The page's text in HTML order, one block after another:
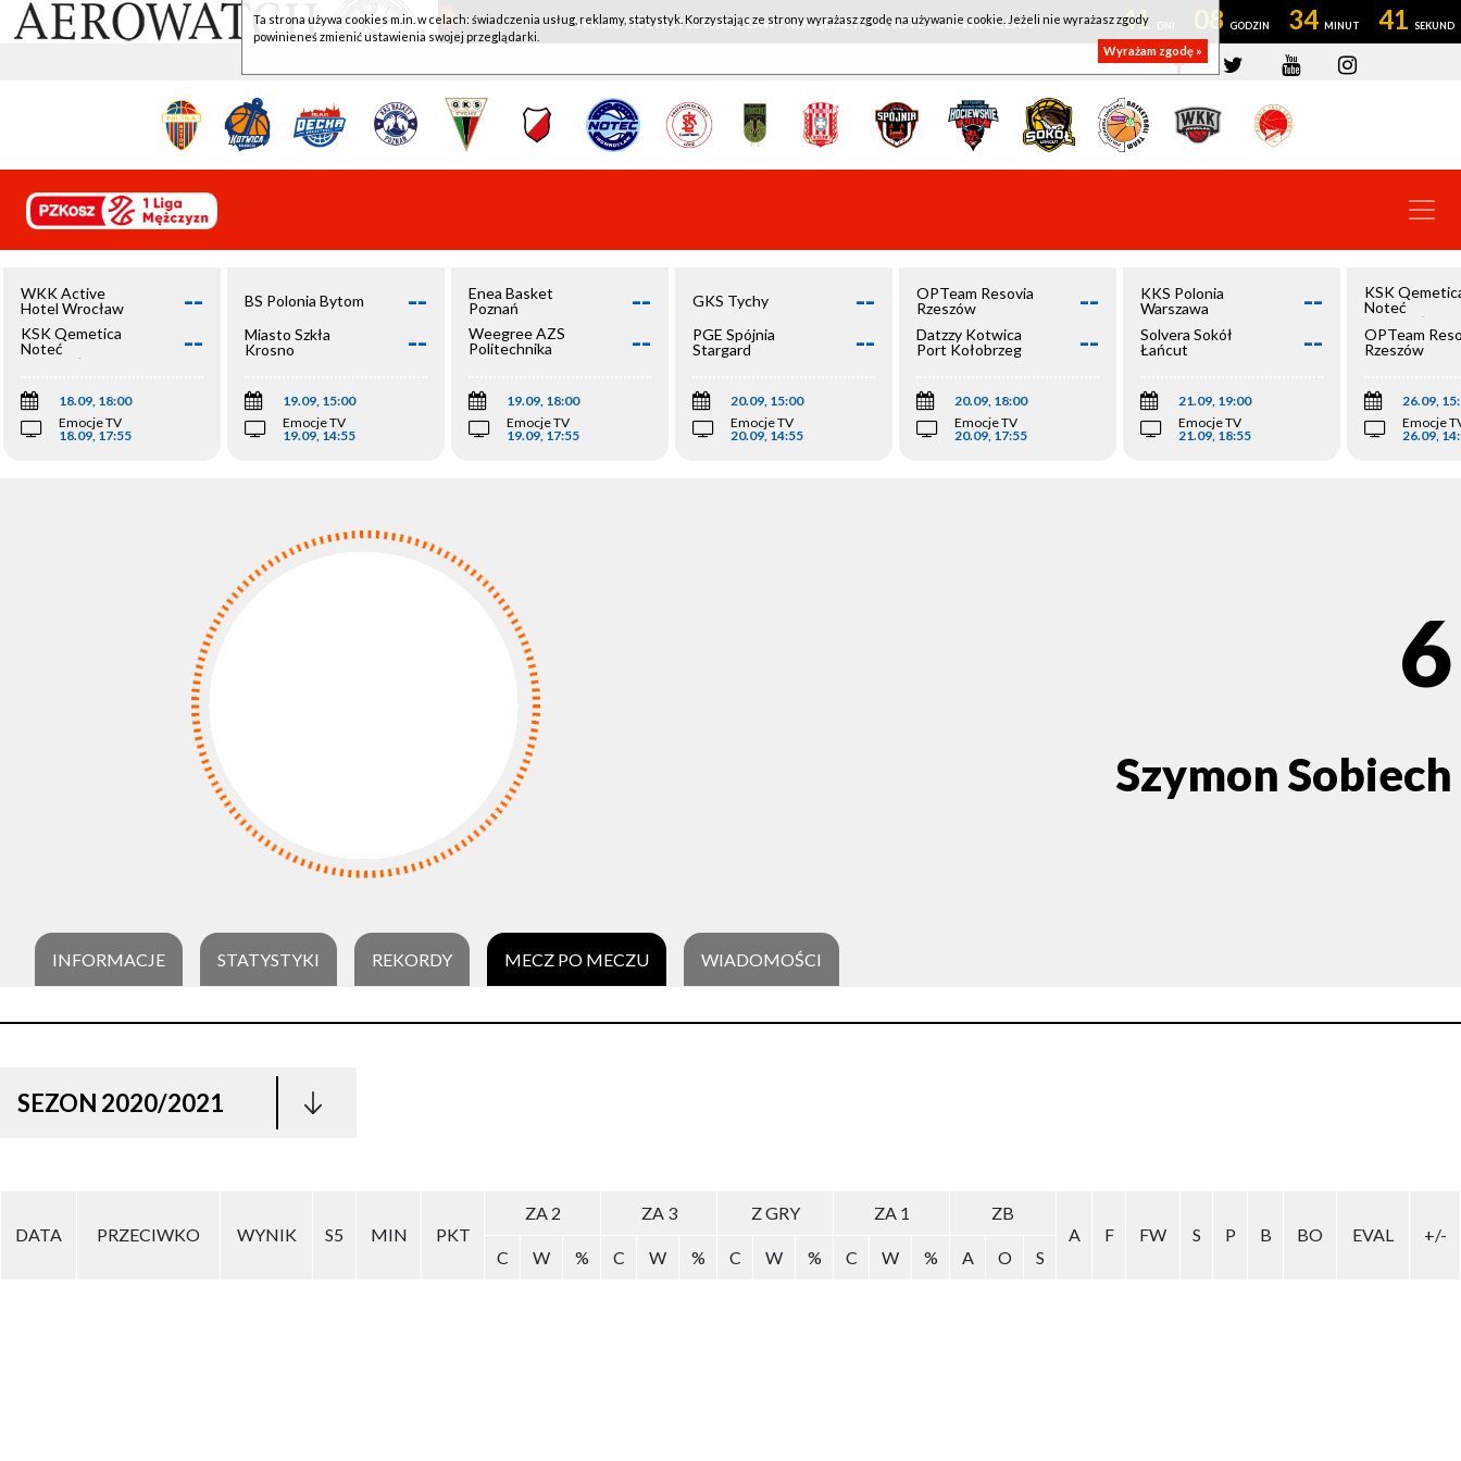
WKK ACTIVE HOTEL WROCŁAW - KSK QEMETICA NOTEĆ INOWROCŁAW 41 08 34 41
WKK Active
Hotel Wrocław
--
KSK Qemetica
Noteć
Inowrocław
--
18.09, 18:00
Emocje TV
18.09, 17:55
BS Polonia Bytom --
Miasto Szkła
Krosno
--
19.09, 15:00
Emocje TV
19.09, 14:55
Enea Basket
Poznań
--
Weegree AZS
Politechnika
--
19.09, 18:00
Emocje TV
19.09, 17:55
GKS Tychy --
PGE Spójnia
Stargard
--
20.09, 15:00
Emocje TV
20.09, 14:55
OPTeam Resovia
Rzeszów
--
Datzzy Kotwica
Port Kołobrzeg
--
20.09, 18:00
Emocje TV
20.09, 17:55
KKS Polonia
Warszawa
--
Solvera Sokół
Łańcut
--
21.09, 19:00
Emocje TV
21.09, 18:55
KSK
Noteć
Inowrocław
OPTeam
Rzeszów
26.09,
Emocje
26.09,
6
Szymon Sobiech
INFORMACJE STATYSTYKI REKORDY MECZ PO MECZU WIADOMOŚCI
SEZON 2020/2021
DATA PRZECIWKO WYNIK S5 MIN PKT
ZA 2 ZA 3 Z GRY ZA 1
ZB
A
F FW S P B BO EVAL
+/-
C
W % C W % C W % C W % A O S
Ta strona używa cookies m.in. w celach: świadczenia usług, reklamy, statystyk. Korzystając ze strony wyrażasz zgodę na używanie cookie. Jeżeli nie wyrażasz zgody
powinieneś zmienić ustawienia swojej przeglądarki.
Wyrażam zgodę »